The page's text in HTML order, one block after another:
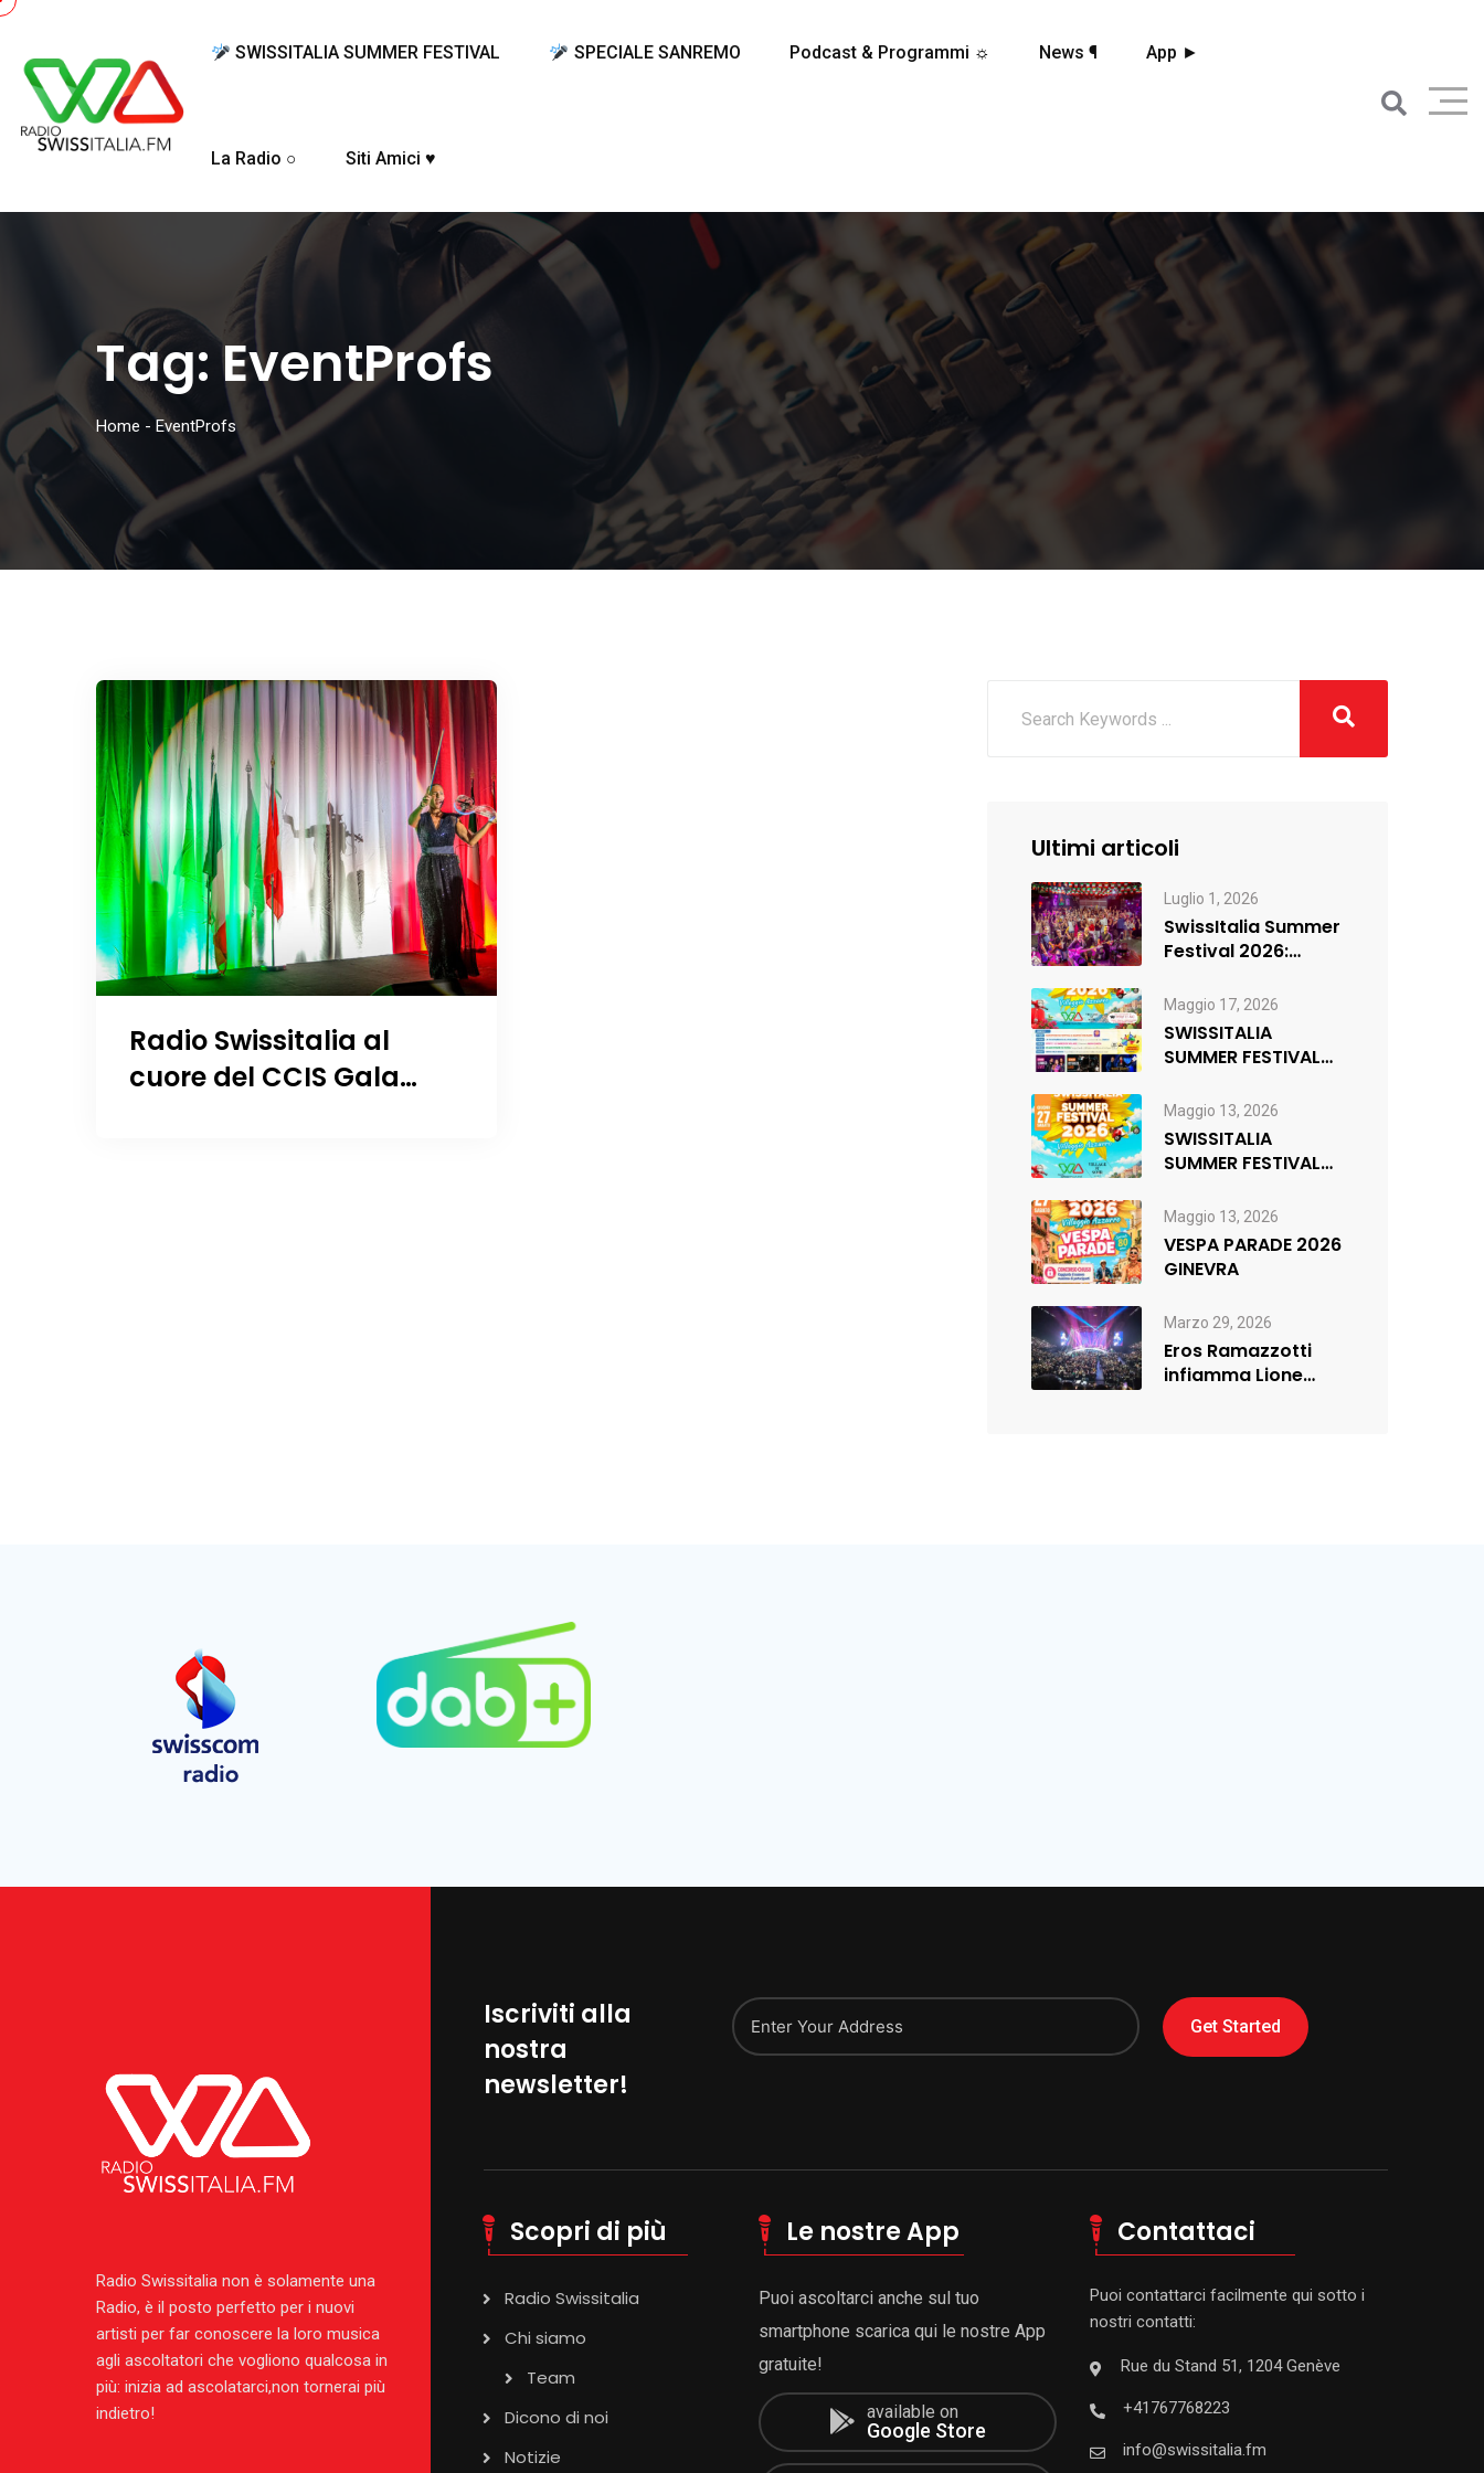
SWISSITALIA SUMMER FESTIVAL SPECIALE SANREMO Podcast & Programmi ☼ News ¶ App ►
La Radio ○ Siti Amici ♥
Tag:EventProfs
Home - EventProfs
Radio Swissitalia al
cuore del CCIS Gala
Ultimi articoli
Luglio 1, 2026
SwissItalia Summer
Festival 2026:
di musica,…
Maggio 17, 2026
SWISSITALIA
SUMMER FESTIVAL
Maggio 13, 2026
SWISSITALIA
SUMMER FESTIVAL
Maggio 13, 2026
VESPA PARADE 2026
GINEVRA
Marzo 29, 2026
Eros Ramazzotti
infiamma Lione
Iscriviti alla
nostra
newsletter!
Get Started
Radio Swissitalia non è solamente una
Radio, è il posto perfetto per i nuovi
artisti per far conoscere la loro musica
agli ascoltatori che vogliono qualcosa in
più: inizia ad ascolatarci,non tornerai più
indietro!
Scopri di più
Radio Swissitalia
Chi siamo
Team
Dicono di noi
Notizie
Le nostre App
Puoi ascoltarci anche sul tuo
smartphone scarica qui le nostre App
gratuite!
available on
Google Store
Contattaci
Puoi contattarci facilmente qui sotto i
nostri contatti:
Rue du Stand 51, 1204 Genève
+41767768223
info@swissitalia.fm